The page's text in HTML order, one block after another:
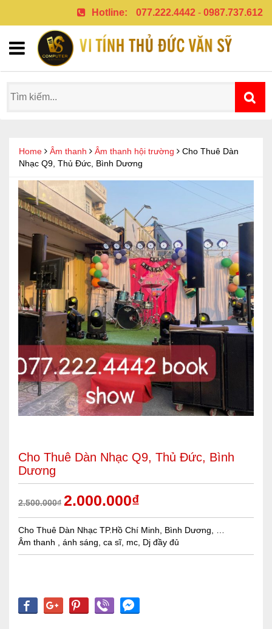
Hotline: 077.222.4442 - 0987.737.612
Home Âm thanh Âm thanh hội trường
Cho Thuê Dàn
Nhạc Q9, Thủ Đức, Bình Dương
Cho Thuê Dàn Nhạc Q9, Thủ Đức, Bình
Dương
2.500.000₫ 2.000.000₫
Cho Thuê Dàn Nhạc TP.Hồ Chí Minh, Bình Dương, …
Âm thanh , ánh sáng, ca sĩ, mc, Dj đầy đủ